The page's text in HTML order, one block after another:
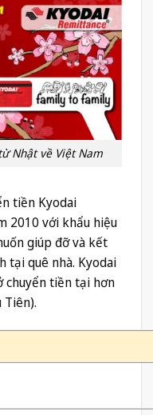
Nhật về Việt Nam
tiền Kyodai
2010 với khẩu hiệu
giúp đỡ và kết
tại quê nhà. Kyodai
chuyển tiền tại hơn
Tiên).